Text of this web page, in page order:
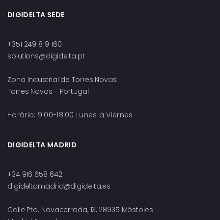
DIGIDELTA SEDE
+351 249 819 160
solutions@digidelta.pt
Zona Industrial de Torres Novas
Torres Novas - Portugal
Horário: 9.00-18.00 Lunes a Viernes
DIGIDELTA MADRID
+34 916 658 642
digideltamadrid@digidelta.es
Calle Pto. Navacerrada, 13, 28935 Móstoles